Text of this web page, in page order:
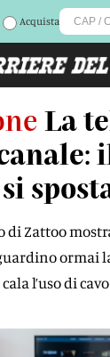
Acquista
La
Zattoo
ormai
l’uso di